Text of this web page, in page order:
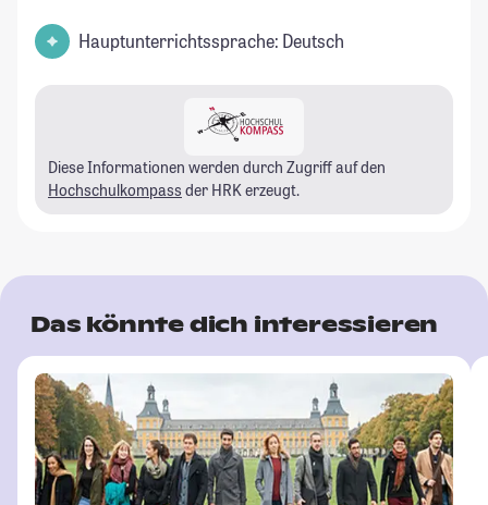
Hauptunterrichtssprache: Deutsch
Diese Informationen werden durch Zugriff auf den
Hochschulkompass der HRK erzeugt.
Das könnte dich interessieren